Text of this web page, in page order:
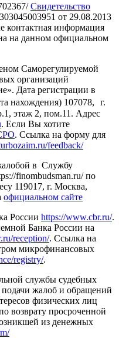
Свидетельство
от 29.08.2013
контактная информация
на данном официальном
Саморегулируемой
организаций
Дата регистрации в
нахождения) 107078, г.
этаж 2, пом.11. Адрес
. Если Вы хотите
. Ссылка на форму для
feedback/
в Службу
finombudsman.ru/ по
119017, г. Москва,
официальном сайте
России https://www.cbr.ru/.
Банка России на
reception/. Ссылка на
микрофинансовых
registry/.
службы судебных
жалоб и обращений
физических лиц
возврату просроченной
из денежных